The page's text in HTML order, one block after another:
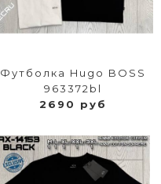
Футболка Hugo BOSS
963372bl
2690 руб